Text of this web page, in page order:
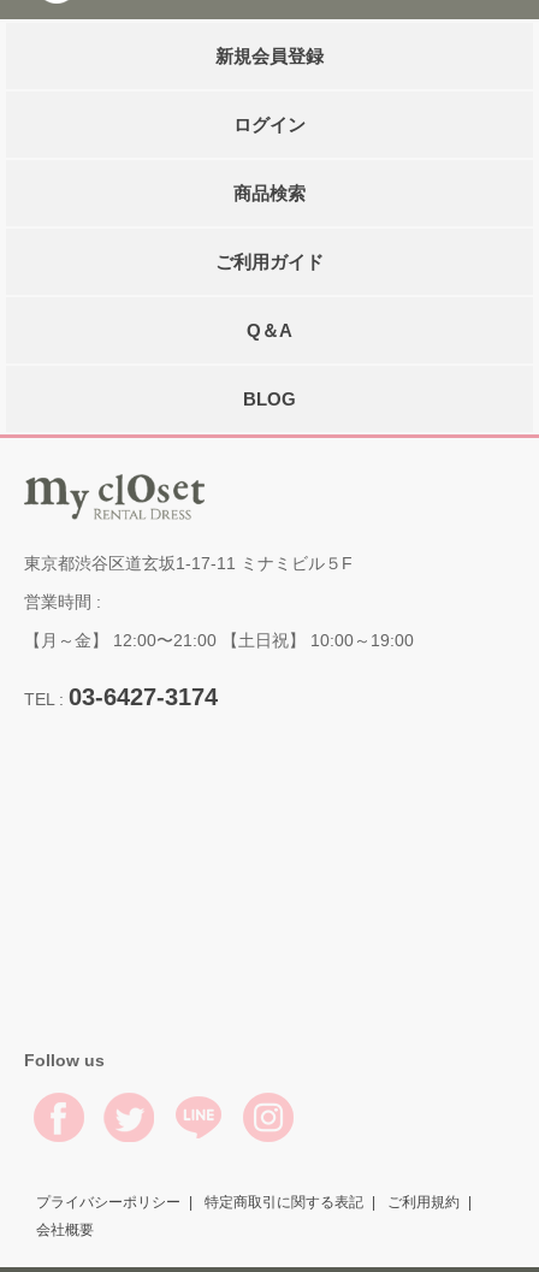
新規会員登録
ログイン
商品検索
ご利用ガイド
Q＆A
BLOG
東京都渋谷区道玄坂1-17-11 ミナミビル５F
営業時間 :
【月～金】 12:00〜21:00 【土日祝】 10:00～19:00
TEL : 03-6427-3174
Follow us
プライバシーポリシー 特定商取引に関する表記
ご利用規約
会社概要